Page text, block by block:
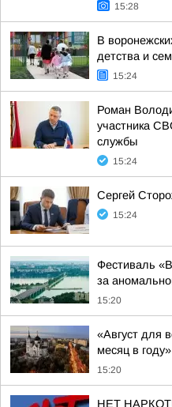
15:28
В
детства и
15:24
Роман
участника
службы
15:24
Сергей
15:24
Фестиваль
за
15:20
«Август для
месяц в году»
15:20
НЕТ